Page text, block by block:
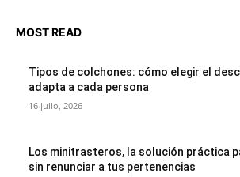
MOST READ
Tipos de colchones: cómo elegir el
adapta a cada persona
16 julio, 2026
Los minitrasteros, la solución práctica
sin renunciar a tus pertenencias